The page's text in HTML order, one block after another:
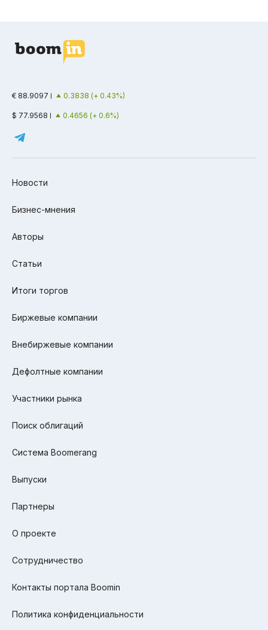
€ 88.9097 0.3838 (+ 0.43%)
$ 77.9568 0.4656 (+ 0.6%)
Новости
Бизнес-мнения
Авторы
Статьи
Итоги торгов
Биржевые компании
Внебиржевые компании
Дефолтные компании
Участники рынка
Поиск облигаций
Система Boomerang
Выпуски
Партнеры
О проекте
Сотрудничество
Контакты портала Boomin
Политика конфиденциальности